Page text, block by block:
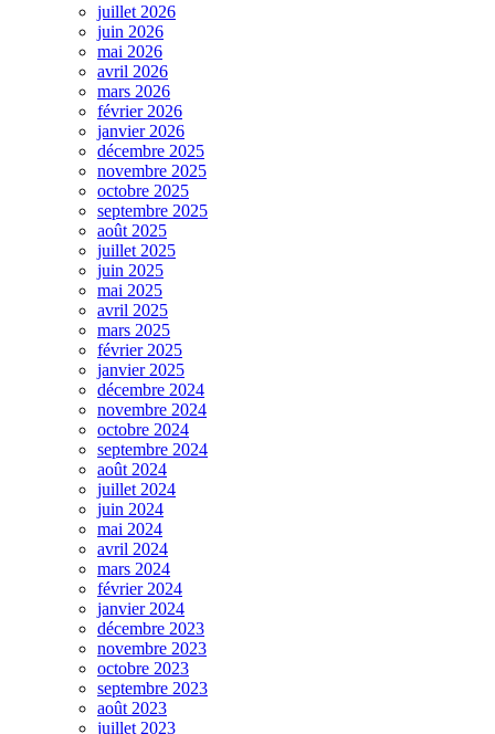
juillet 2026
juin 2026
mai 2026
avril 2026
mars 2026
février 2026
janvier 2026
décembre 2025
novembre 2025
octobre 2025
septembre 2025
août 2025
juillet 2025
juin 2025
mai 2025
avril 2025
mars 2025
février 2025
janvier 2025
décembre 2024
novembre 2024
octobre 2024
septembre 2024
août 2024
juillet 2024
juin 2024
mai 2024
avril 2024
mars 2024
février 2024
janvier 2024
décembre 2023
novembre 2023
octobre 2023
septembre 2023
août 2023
juillet 2023